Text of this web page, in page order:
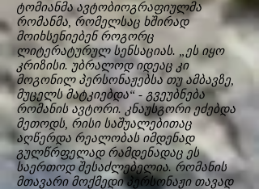
ტომიანმა ავტობიოგრაფიულმა
რომანმა, რომელსაც ხშირად
მოიხსენიებენ როგორც
ლიტერატურულ სენსაციას. „ეს იყო
კრიზისი. უბრალოდ იდეაც კი
მოგონილ პერსონაჟებსა თუ ამბავზე,
მუცელს მატკიებდა“ - გვეუბნება
რომანის ავტორი. კნაუსგორი ეძებდა
მეთოდს, რისი საშუალებითაც
აღწერდა რეალობას იმდენად
გულწრფელად რამდენადაც ეს
საერთოდ შესაძლებელია. რომანის
მთავარი მოქმედი პერსონაჟი თავად